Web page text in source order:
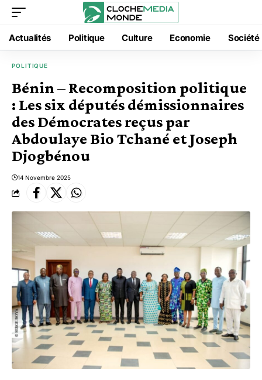
Actualités Politique Culture Economie Société
POLITIQUE
Bénin – Recomposition politique
: Les six députés démissionnaires
des Démocrates reçus par
Abdoulaye Bio Tchané et Joseph
Djogbénou
14 Novembre 2025